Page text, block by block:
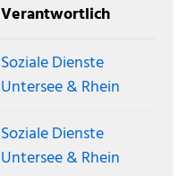
Verantwortlich
Soziale Dienste
Untersee & Rhein
Soziale Dienste
Untersee & Rhein